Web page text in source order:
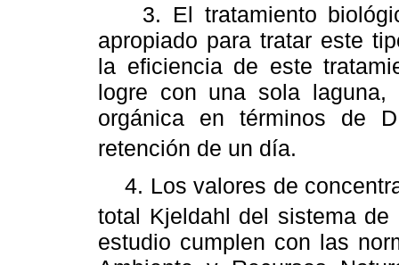
3. El tratamiento
apropiado para tratar este
la eficiencia de este
logre con una sola
orgánica en términos de
retención de un día.
4. Los valores de
total Kjeldahl del sistema
estudio cumplen con las